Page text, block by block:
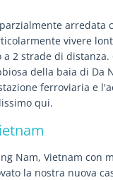
arredata
vivere
2 strade di
della baia di Da
ferroviaria e
qui.
Nam, Vietnam con
la nostra nuova